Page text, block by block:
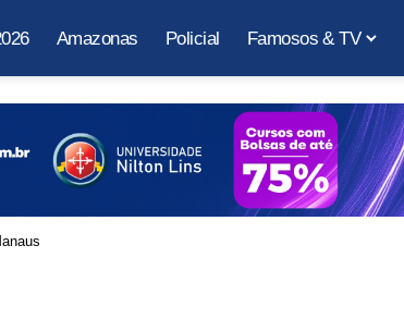
Amazonas Policial Famosos & TV